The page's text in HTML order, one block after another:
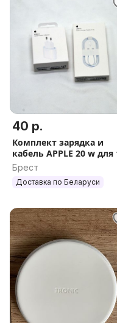
40 р.
Комплект зарядка и
кабель APPLE 20 w для
15 Pro, 16, 16 Pro
Брест
Доставка по Беларуси